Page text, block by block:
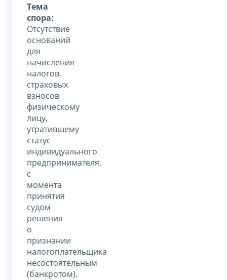
Тема
спора:
Отсутствие
оснований
для
начисления
налогов,
страховых
взносов
физическому
лицу,
утратившему
статус
индивидуального
предпринимателя,
с
момента
принятия
судом
решения
о
признании
налогоплательщика
несостоятельным
(банкротом).